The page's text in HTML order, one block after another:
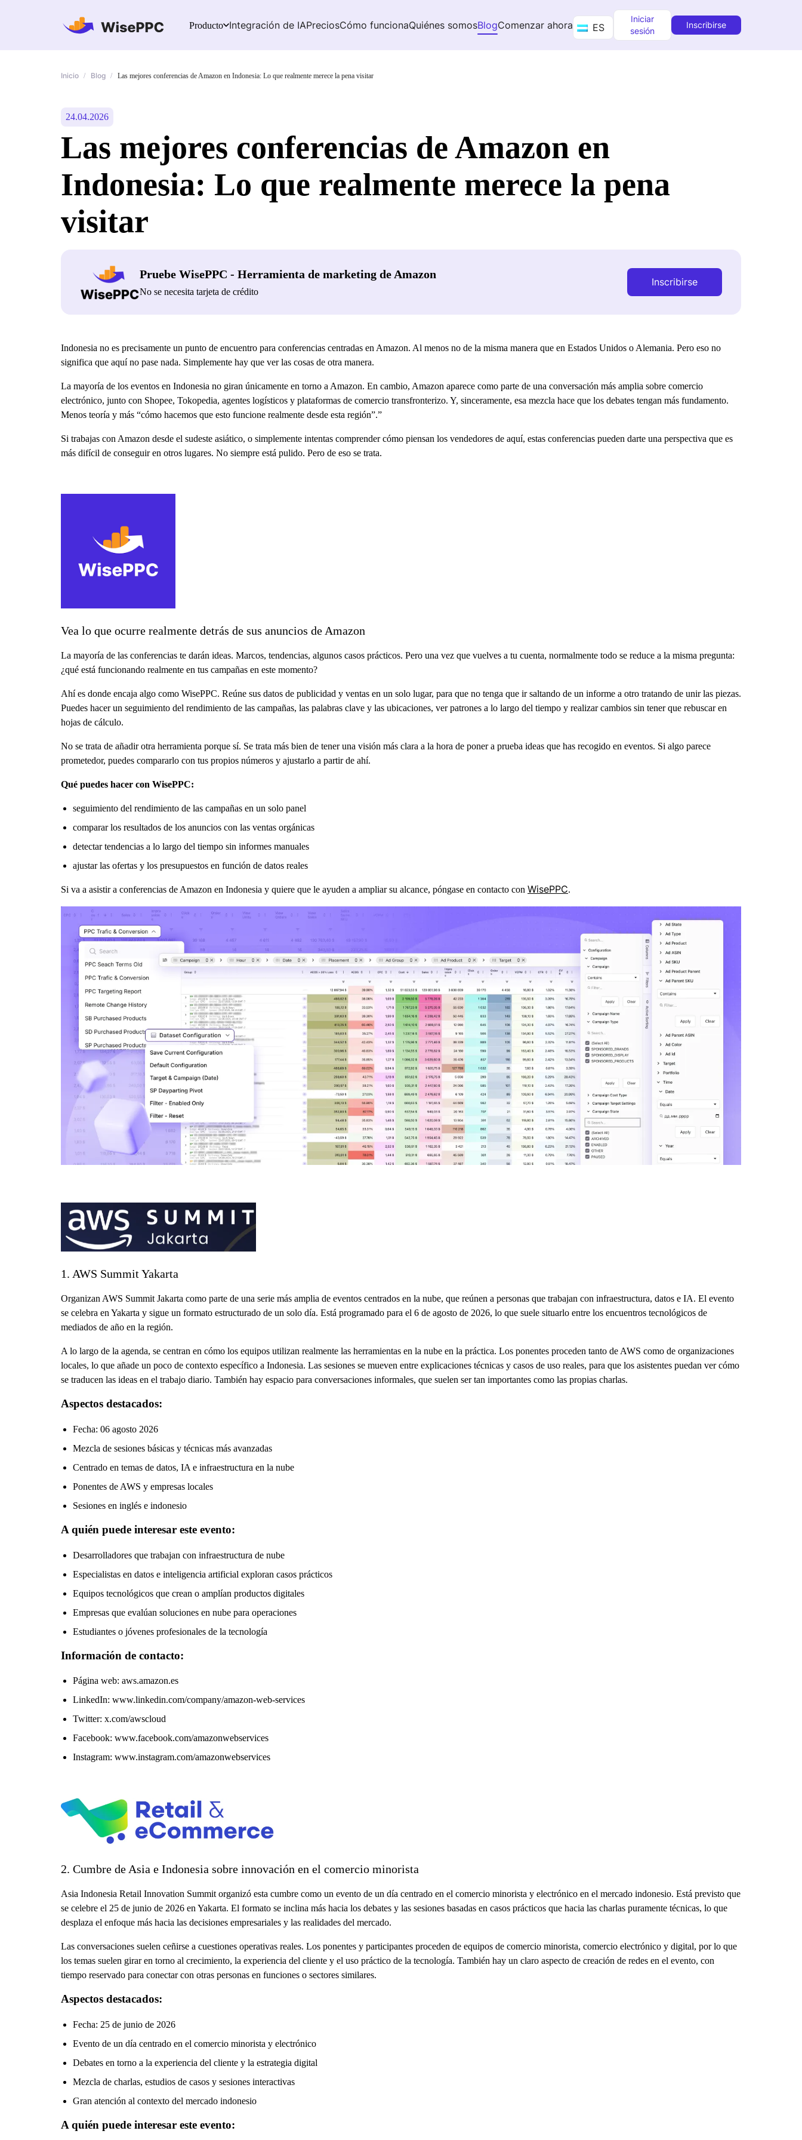
Producto Integración de IAPreciosCómo funcionaQuiénes somosBlogComenzar ahora ES
Iniciar
sesión
Inscribirse
Inicio / Blog / Las mejores conferencias de Amazon en Indonesia: Lo que realmente merece la pena visitar
24.04.2026
Las mejores conferencias de Amazon en
Indonesia: Lo que realmente merece la pena
visitar
Pruebe WisePPC - Herramienta de marketing de Amazon
No se necesita tarjeta de crédito
Inscribirse
Indonesia no es precisamente un punto de encuentro para conferencias centradas en Amazon. Al menos no de la misma manera que en Estados Unidos o Alemania. Pero eso no
significa que aquí no pase nada. Simplemente hay que ver las cosas de otra manera.
La mayoría de los eventos en Indonesia no giran únicamente en torno a Amazon. En cambio, Amazon aparece como parte de una conversación más amplia sobre comercio
electrónico, junto con Shopee, Tokopedia, agentes logísticos y plataformas de comercio transfronterizo. Y, sinceramente, esa mezcla hace que los debates tengan más fundamento.
Menos teoría y más “cómo hacemos que esto funcione realmente desde esta región”.”
Si trabajas con Amazon desde el sudeste asiático, o simplemente intentas comprender cómo piensan los vendedores de aquí, estas conferencias pueden darte una perspectiva que es
más difícil de conseguir en otros lugares. No siempre está pulido. Pero de eso se trata.
Vea lo que ocurre realmente detrás de sus anuncios de Amazon
La mayoría de las conferencias te darán ideas. Marcos, tendencias, algunos casos prácticos. Pero una vez que vuelves a tu cuenta, normalmente todo se reduce a la misma pregunta:
¿qué está funcionando realmente en tus campañas en este momento?
Ahí es donde encaja algo como WisePPC. Reúne sus datos de publicidad y ventas en un solo lugar, para que no tenga que ir saltando de un informe a otro tratando de unir las piezas.
Puedes hacer un seguimiento del rendimiento de las campañas, las palabras clave y las ubicaciones, ver patrones a lo largo del tiempo y realizar cambios sin tener que rebuscar en
hojas de cálculo.
No se trata de añadir otra herramienta porque sí. Se trata más bien de tener una visión más clara a la hora de poner a prueba ideas que has recogido en eventos. Si algo parece
prometedor, puedes compararlo con tus propios números y ajustarlo a partir de ahí.
Qué puedes hacer con WisePPC:
seguimiento del rendimiento de las campañas en un solo panel
comparar los resultados de los anuncios con las ventas orgánicas
detectar tendencias a lo largo del tiempo sin informes manuales
ajustar las ofertas y los presupuestos en función de datos reales
Si va a asistir a conferencias de Amazon en Indonesia y quiere que le ayuden a ampliar su alcance, póngase en contacto con WisePPC.
1. AWS Summit Yakarta
Organizan AWS Summit Jakarta como parte de una serie más amplia de eventos centrados en la nube, que reúnen a personas que trabajan con infraestructura, datos e IA. El evento
se celebra en Yakarta y sigue un formato estructurado de un solo día. Está programado para el 6 de agosto de 2026, lo que suele situarlo entre los encuentros tecnológicos de
mediados de año en la región.
A lo largo de la agenda, se centran en cómo los equipos utilizan realmente las herramientas en la nube en la práctica. Los ponentes proceden tanto de AWS como de organizaciones
locales, lo que añade un poco de contexto específico a Indonesia. Las sesiones se mueven entre explicaciones técnicas y casos de uso reales, para que los asistentes puedan ver cómo
se traducen las ideas en el trabajo diario. También hay espacio para conversaciones informales, que suelen ser tan importantes como las propias charlas.
Aspectos destacados:
Fecha: 06 agosto 2026
Mezcla de sesiones básicas y técnicas más avanzadas
Centrado en temas de datos, IA e infraestructura en la nube
Ponentes de AWS y empresas locales
Sesiones en inglés e indonesio
A quién puede interesar este evento:
Desarrolladores que trabajan con infraestructura de nube
Especialistas en datos e inteligencia artificial exploran casos prácticos
Equipos tecnológicos que crean o amplían productos digitales
Empresas que evalúan soluciones en nube para operaciones
Estudiantes o jóvenes profesionales de la tecnología
Información de contacto:
Página web: aws.amazon.es
LinkedIn: www.linkedin.com/company/amazon-web-services
Twitter: x.com/awscloud
Facebook: www.facebook.com/amazonwebservices
Instagram: www.instagram.com/amazonwebservices
2. Cumbre de Asia e Indonesia sobre innovación en el comercio minorista
Asia Indonesia Retail Innovation Summit organizó esta cumbre como un evento de un día centrado en el comercio minorista y electrónico en el mercado indonesio. Está previsto que
se celebre el 25 de junio de 2026 en Yakarta. El formato se inclina más hacia los debates y las sesiones basadas en casos prácticos que hacia las charlas puramente técnicas, lo que
desplaza el enfoque más hacia las decisiones empresariales y las realidades del mercado.
Las conversaciones suelen ceñirse a cuestiones operativas reales. Los ponentes y participantes proceden de equipos de comercio minorista, comercio electrónico y digital, por lo que
los temas suelen girar en torno al crecimiento, la experiencia del cliente y el uso práctico de la tecnología. También hay un claro aspecto de creación de redes en el evento, con
tiempo reservado para conectar con otras personas en funciones o sectores similares.
Aspectos destacados:
Fecha: 25 de junio de 2026
Evento de un día centrado en el comercio minorista y electrónico
Debates en torno a la experiencia del cliente y la estrategia digital
Mezcla de charlas, estudios de casos y sesiones interactivas
Gran atención al contexto del mercado indonesio
A quién puede interesar este evento: